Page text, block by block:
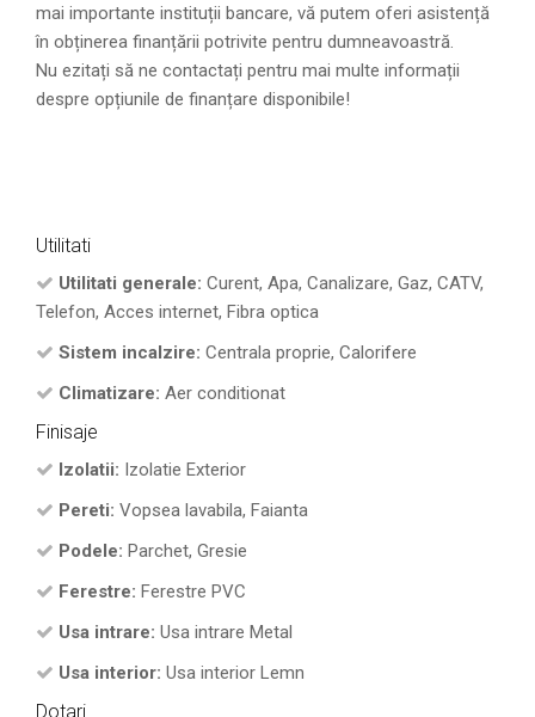
mai importante instituții bancare, vă putem oferi asistență
în obținerea finanțării potrivite pentru dumneavoastră.
Nu ezitați să ne contactați pentru mai multe informații
despre opțiunile de finanțare disponibile!
Utilitati
Utilitati generale: Curent, Apa, Canalizare, Gaz, CATV,
Telefon, Acces internet, Fibra optica
Sistem incalzire: Centrala proprie, Calorifere
Climatizare: Aer conditionat
Finisaje
Izolatii: Izolatie Exterior
Pereti: Vopsea lavabila, Faianta
Podele: Parchet, Gresie
Ferestre: Ferestre PVC
Usa intrare: Usa intrare Metal
Usa interior: Usa interior Lemn
Dotari